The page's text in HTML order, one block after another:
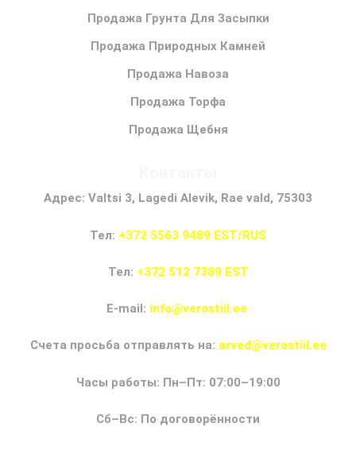
Продажа Грунта Для Засыпки
Продажа Природных Камней
Продажа Навоза
Продажа Торфа
Продажа Щебня
Адрес: Valtsi 3, Lagedi Alevik, Rae vald, 75303
Тел: +372 5563 9489 EST/RUS
Тел: +372 512 7389 EST
E-mail: info@verostiil.ee
Счета просьба отправлять на: arved@verostiil.ee
Часы работы: Пн–Пт: 07:00–19:00
Сб–Вс: По договорённости